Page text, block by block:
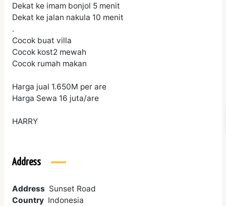
Dekat ke imam bonjol 5 menit
Dekat ke jalan nakula 10 menit
.
Cocok buat villa
Cocok kost2 mewah
Cocok rumah makan
Harga jual 1.650M per are
Harga Sewa 16 juta/are
HARRY
Address
Address Sunset Road
Country Indonesia